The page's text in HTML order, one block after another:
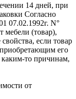
14 дней, при
Согласно
07.02.1992г. N°
мебели (товар),
если товар
его
то причинам,
от